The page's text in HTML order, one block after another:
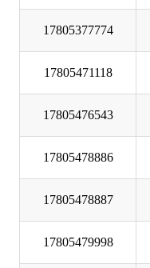
17805377774
17805471118
17805476543
17805478886
17805478887
17805479998